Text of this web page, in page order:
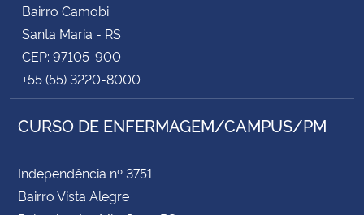
Bairro Camobi
Santa Maria - RS
CEP: 97105-900
+55 (55) 3220-8000
CURSO DE ENFERMAGEM/CAMPUS/PM
Independência nº 3751
Bairro Vista Alegre